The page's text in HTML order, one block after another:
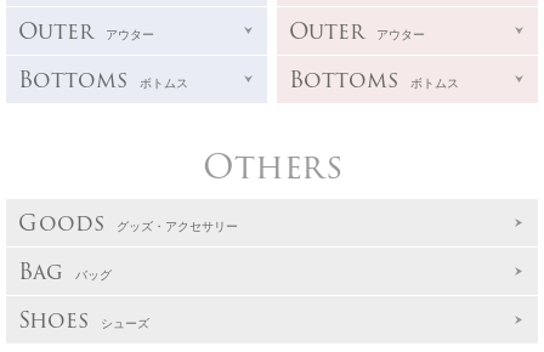
Outer アウター
Bottoms ボトムス
Outer アウター
Bottoms ボトムス
Others
Goods グッズ・アクセサリー
Bag バッグ
Shoes シューズ